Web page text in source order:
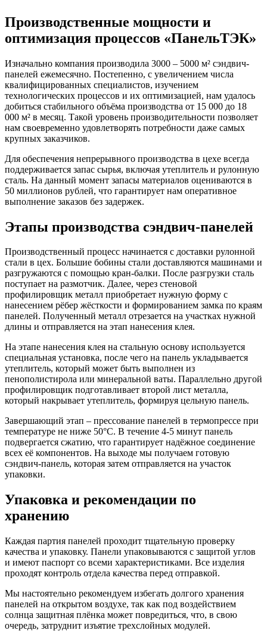
Производственные мощности и
оптимизация процессов «ПанельТЭК»
Изначально компания производила 3000 – 5000 м² сэндвич-
панелей ежемесячно. Постепенно, с увеличением числа
квалифицированных специалистов, изучением
технологических процессов и их оптимизацией, нам удалось
добиться стабильного объёма производства от 15 000 до 18
000 м² в месяц. Такой уровень производительности позволяет
нам своевременно удовлетворять потребности даже самых
крупных заказчиков.
Для обеспечения непрерывного производства в цехе всегда
поддерживается запас сырья, включая утеплитель и рулонную
сталь. На данный момент запасы материалов оцениваются в
50 миллионов рублей, что гарантирует нам оперативное
выполнение заказов без задержек.
Этапы производства сэндвич-панелей
Производственный процесс начинается с доставки рулонной
стали в цех. Большие бобины стали доставляются машинами и
разгружаются с помощью кран-балки. После разгрузки сталь
поступает на размотчик. Далее, через стеновой
профилировщик металл приобретает нужную форму с
нанесением рёбер жёсткости и формированием замка по краям
панелей. Полученный металл отрезается на участках нужной
длины и отправляется на этап нанесения клея.
На этапе нанесения клея на стальную основу используется
специальная установка, после чего на панель укладывается
утеплитель, который может быть выполнен из
пенополистирола или минеральной ваты. Параллельно другой
профилировщик подготавливает второй лист металла,
который накрывает утеплитель, формируя цельную панель.
Завершающий этап – прессование панелей в термопрессе при
температуре не ниже 50°C. В течение 4-5 минут панель
подвергается сжатию, что гарантирует надёжное соединение
всех её компонентов. На выходе мы получаем готовую
сэндвич-панель, которая затем отправляется на участок
упаковки.
Упаковка и рекомендации по
хранению
Каждая партия панелей проходит тщательную проверку
качества и упаковку. Панели упаковываются с защитой углов
и имеют паспорт со всеми характеристиками. Все изделия
проходят контроль отдела качества перед отправкой.
Мы настоятельно рекомендуем избегать долгого хранения
панелей на открытом воздухе, так как под воздействием
солнца защитная плёнка может повредиться, что, в свою
очередь, затруднит изъятие трехслойных модулей.